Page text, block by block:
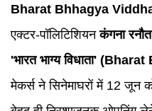
Bharat Bhhagya
एक्टर-पॉलिटिशियनकंगना
'भारत भाग्य विधाता'
मेकर्स ने सिनेमाघरों में 12 जून